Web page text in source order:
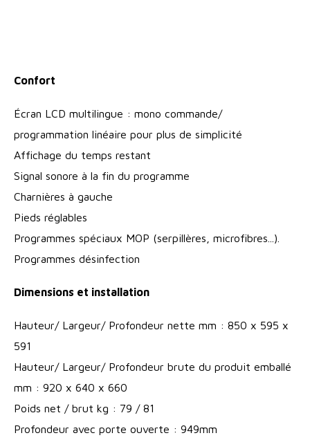
Confort
Écran LCD multilingue : mono commande/
programmation linéaire pour plus de simplicité
Affichage du temps restant
Signal sonore à la fin du programme
Charnières à gauche
Pieds réglables
Programmes spéciaux MOP (serpillères, microfibres...).
Programmes désinfection
Dimensions et installation
Hauteur/ Largeur/ Profondeur nette mm : 850 x 595 x
591
Hauteur/ Largeur/ Profondeur brute du produit emballé
mm : 920 x 640 x 660
Poids net / brut kg : 79 / 81
Profondeur avec porte ouverte : 949mm